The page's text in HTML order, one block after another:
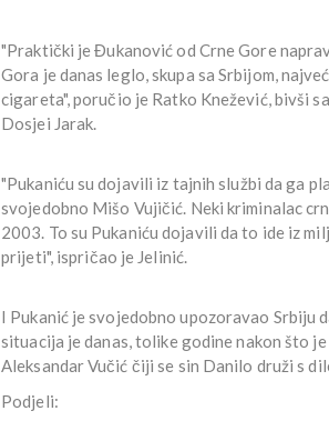
"Praktički je Đukanović od Crne Gore
Gora je danas leglo, skupa sa Srbijom,
cigareta", poručio je Ratko Knežević, bivši
Dosjei Jarak.
"Pukaniću su dojavili iz tajnih službi da ga
svojedobno Mišo Vujičić. Neki kriminalac
2003. To su Pukaniću dojavili da to ide iz
prijeti", ispričao je Jelinić.
I Pukanić je svojedobno upozoravao Srbiju
situacija je danas, tolike godine nakon što
Aleksandar Vučić čiji se sin Danilo druži s
Podjeli: